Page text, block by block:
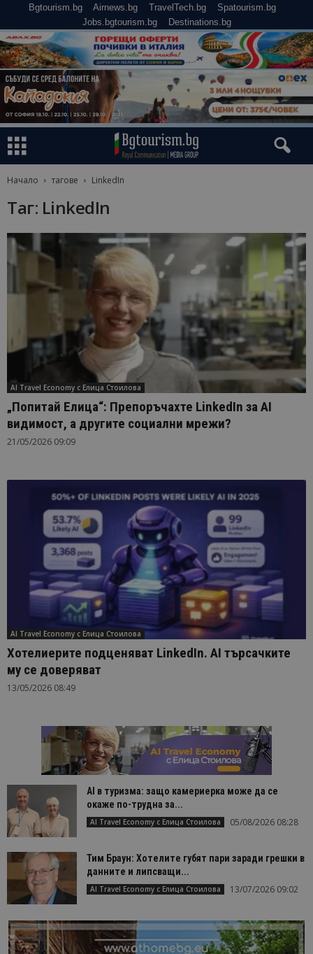
Bgtourism.bg Airnews.bg TravelTech.bg
Spatourism.bg
Jobs.bgtourism.bg
Destinations.bg
Начало тагове LinkedIn
Таг: LinkedIn
AI Travel Economy с Елица Стоилова
„Попитай Елица“: Препоръчахте LinkedIn за AI
видимост, а другите социални мрежи?
21/05/2026 09:09
AI Travel Economy с Елица Стоилова
Хотелиерите подценяват LinkedIn. AI търсачките
му се доверяват
13/05/2026 08:49
AI в туризма: защо камериерка може да се
окаже по-трудна за...
AI Travel Economy с Елица Стоилова 05/08/2026 08:28
Тим Браун: Хотелите губят пари заради грешки в
данните и липсващи...
AI Travel Economy с Елица Стоилова 13/07/2026 09:02